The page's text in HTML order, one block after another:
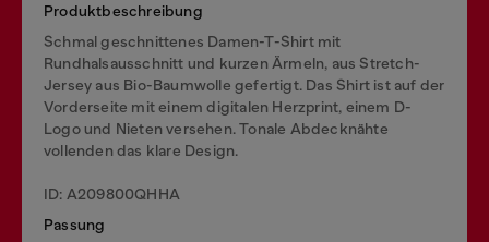
Produktbeschreibung
Schmal geschnittenes Damen-T-Shirt mit
Rundhalsausschnitt und kurzen Ärmeln, aus Stretch-
Jersey aus Bio-Baumwolle gefertigt. Das Shirt ist auf der
Vorderseite mit einem digitalen Herzprint, einem D-
Logo und Nieten versehen. Tonale Abdecknähte
vollenden das klare Design.
ID: A209800QHHA
Passung